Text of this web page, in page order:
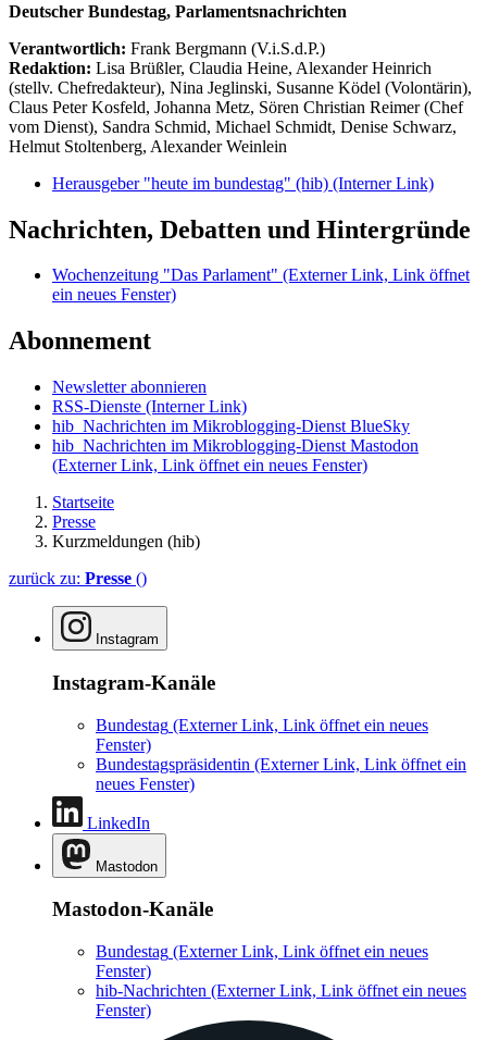
Deutscher Bundestag, Parlamentsnachrichten
Verantwortlich: Frank Bergmann (V.i.S.d.P.)
Redaktion: Lisa Brüßler, Claudia Heine, Alexander Heinrich
(stellv. Chefredakteur), Nina Jeglinski, Susanne Ködel (Volontärin),
Claus Peter Kosfeld, Johanna Metz, Sören Christian Reimer (Chef
vom Dienst), Sandra Schmid, Michael Schmidt, Denise Schwarz,
Helmut Stoltenberg, Alexander Weinlein
Herausgeber "heute im bundestag" (hib) (Interner Link)
Nachrichten, Debatten und Hintergründe
Wochenzeitung "Das Parlament" (Externer Link, Link öffnet
ein neues Fenster)
Abonnement
Newsletter abonnieren
RSS-Dienste (Interner Link)
hib_Nachrichten im Mikroblogging-Dienst BlueSky
hib_Nachrichten im Mikroblogging-Dienst Mastodon
(Externer Link, Link öffnet ein neues Fenster)
Startseite
Presse
Kurzmeldungen (hib)
zurück zu: Presse ()
Instagram
Instagram-Kanäle
Bundestag (Externer Link, Link öffnet ein neues
Fenster)
Bundestagspräsidentin (Externer Link, Link öffnet ein
neues Fenster)
LinkedIn
Mastodon
Mastodon-Kanäle
Bundestag (Externer Link, Link öffnet ein neues
Fenster)
hib-Nachrichten (Externer Link, Link öffnet ein neues
Fenster)